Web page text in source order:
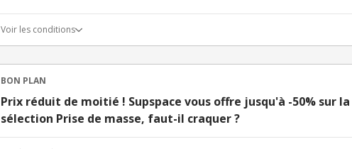
Voir les conditions
BON PLAN
Prix réduit de moitié ! Supspace vous offre jusqu'à -50% sur la
sélection Prise de masse, faut-il craquer ?